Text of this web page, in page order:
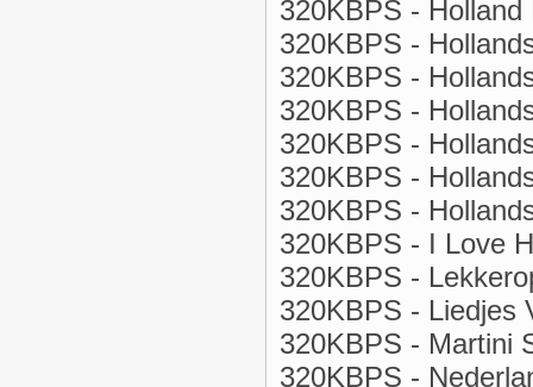
320KBPS - Holland
320KBPS -
320KBPS -
320KBPS -
320KBPS -
320KBPS -
320KBPS -
320KBPS - I Love
320KBPS -
320KBPS - Liedjes
320KBPS - Martini
320KBPS -